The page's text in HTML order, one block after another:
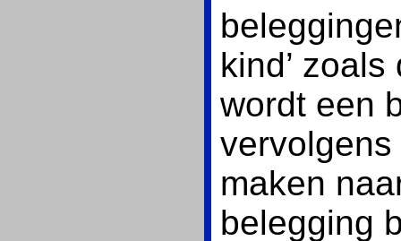
kind’
wordt een
maken
belegging